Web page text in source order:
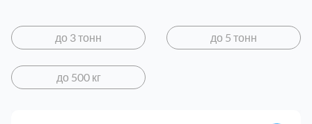
до 3 тонн до 5 тонн
до 500 кг